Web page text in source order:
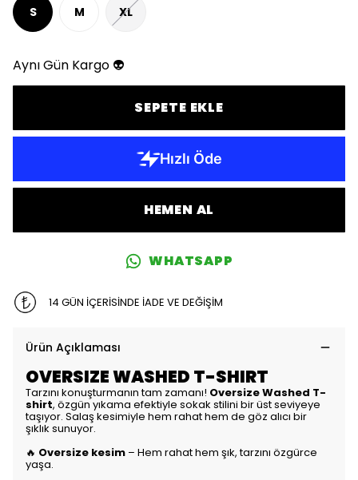
S M XL
Aynı Gün Kargo 👽
SEPETE EKLE
HEMEN AL
WHATSAPP
14 GÜN İÇERİSİNDE İADE VE DEĞİŞİM
Ürün Açıklaması
OVERSIZE WASHED T-SHIRT
Tarzını konuşturmanın tam zamanı! Oversize Washed T-
shirt, özgün yıkama efektiyle sokak stilini bir üst seviyeye
taşıyor. Salaş kesimiyle hem rahat hem de göz alıcı bir
şıklık sunuyor.
🔥 Oversize kesim – Hem rahat hem şık, tarzını özgürce
yaşa.